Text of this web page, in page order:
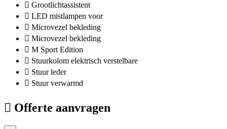
Grootlichtassistent
LED mistlampen voor
Microvezel bekleding
Microvezel bekleding
M Sport Edition
Stuurkolom elektrisch verstelbare
Stuur leder
Stuur verwarmd
Offerte aanvragen